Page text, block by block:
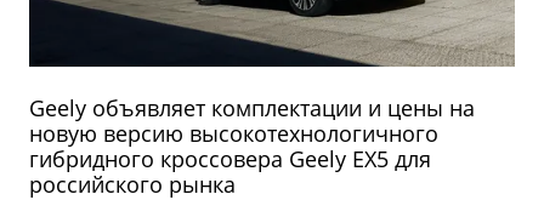
Geely объявляет комплектации и цены на
новую версию высокотехнологичного
гибридного кроссовера Geely EX5 для
российского рынка